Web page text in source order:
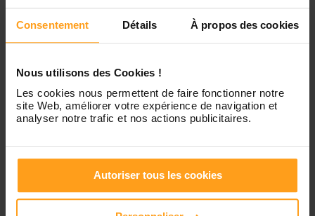
Consentement Détails À propos des cookies
Nous utilisons des Cookies !
Les cookies nous permettent de faire fonctionner notre
site Web, améliorer votre expérience de navigation et
analyser notre trafic et nos actions publicitaires.
Autoriser tous les cookies
Mardi Disponible de 00:00 à 00:00
Mercredi Disponible de 00:00 à 00:30
Jeudi Disponible de 00:00 à 00:00
Disponible de 00:00 à 00:00
disponibilités de Leïla ?
Contactez-nous